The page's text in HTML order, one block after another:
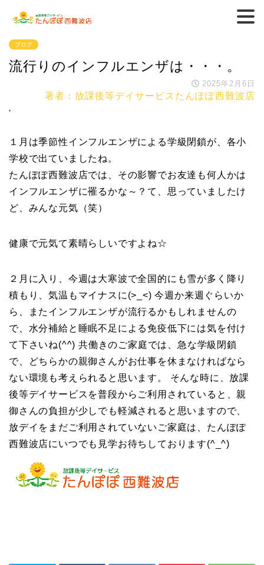
ブログ
流行りのインフルエンザは・・・。
2025年2月6日
著者：放課後等デイサービスたんぽぽ西難波店
'
１月は季節性インフルエンザによる学級閉鎖が、各小
学校で出ていましたね。
たんぽぽ西難波店では、その影響でお友達も何人かは
インフルエンザに罹るかな～？て、思っていましたけ
ど、みんな元気（笑）
健康で元気て素晴らしいですよね☆
２月に入り、今週は大寒波で全国的にも雪が多く降り
積もり、気温もマイナスに(>_<) 今週か来週ぐらいか
ら、またインフルエンザが流行るかもしれませんの
で、水分補給と睡眠不足による免疫低下には気を付け
て下さいね(^^) 共働きのご家庭では、急な学級閉鎖
で、どちらかの親御さんがお仕事を休まなければなら
ない環境も考えられると思います。 そんな時に、放課
後等デイサービスを普段からご利用されていると、親
御さんの負担が少しでも軽減されると思いますので、
放デイをまだご利用されていないご家庭は、たんぽぽ
西難波店にいつでも見学お待ちしております(^_^)